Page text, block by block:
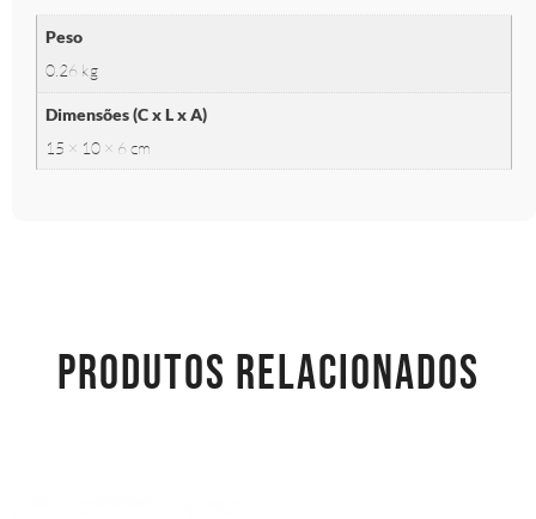
Peso
0.26 kg
Dimensões (C x L x A)
15 × 10 × 6 cm
PRODUTOS RELACIONADOS